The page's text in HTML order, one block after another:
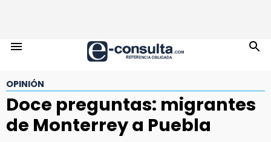
OPINIÓN
Doce preguntas: migrantes
de Monterrey a Puebla